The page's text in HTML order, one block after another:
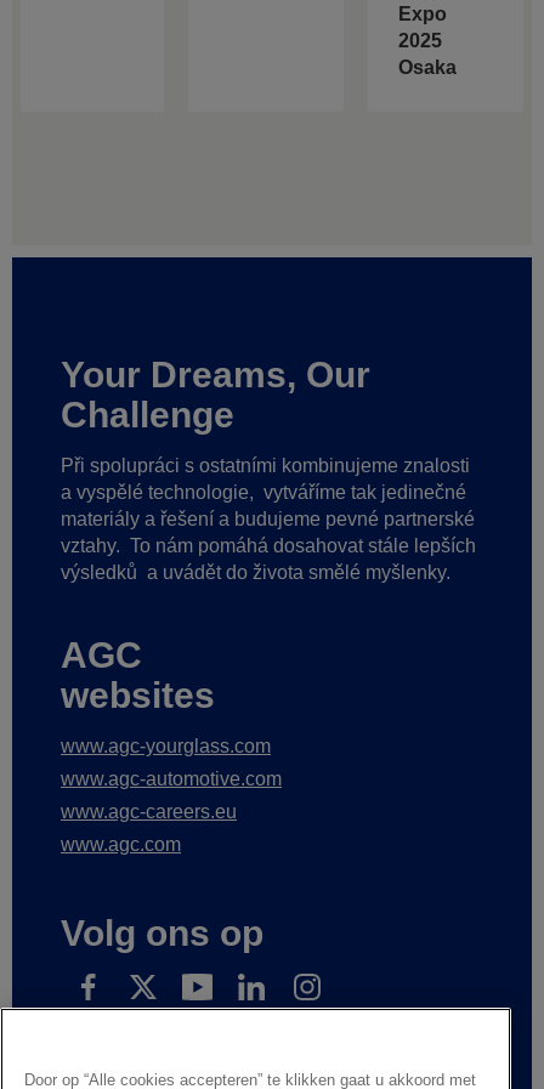
Expo
2025
Osaka
Your Dreams, Our
Challenge
Při spolupráci s ostatními kombinujeme znalosti
a vyspělé technologie, vytváříme tak jedinečné
materiály a řešení a budujeme pevné partnerské
vztahy. To nám pomáhá dosahovat stále lepších
výsledků a uvádět do života smělé myšlenky.
AGC
websites
www.agc-yourglass.com
www.agc-automotive.com
www.agc-careers.eu
www.agc.com
Volg ons op
Přihlaste se k odběru našich novinek
Door op “Alle cookies accepteren” te klikken gaat u akkoord met